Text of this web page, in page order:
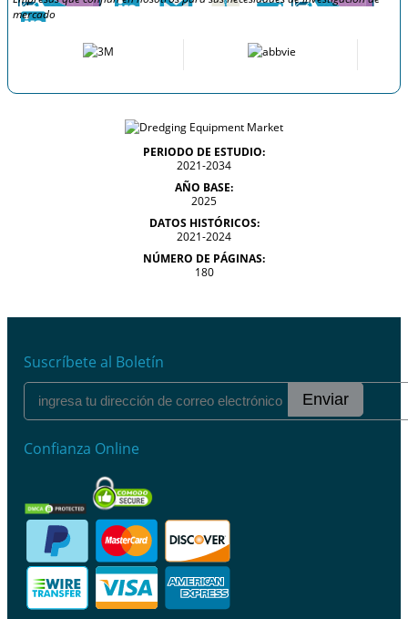
mercado
PERIODO DE ESTUDIO:
2021-2034
AÑO BASE:
2025
DATOS HISTÓRICOS:
2021-2024
NÚMERO DE PÁGINAS:
180
Suscríbete al Boletín
Enviar
Confianza Online